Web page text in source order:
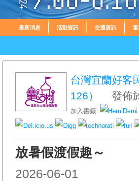
最新消息 活動資訊 交通資訊 童
台灣宜蘭好客
126）
發佈
加入書籤:
放暑假渡假趣～
2026-06-01